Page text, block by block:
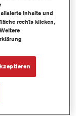
mehr als 30.000
Inhalte und
rechts klicken,